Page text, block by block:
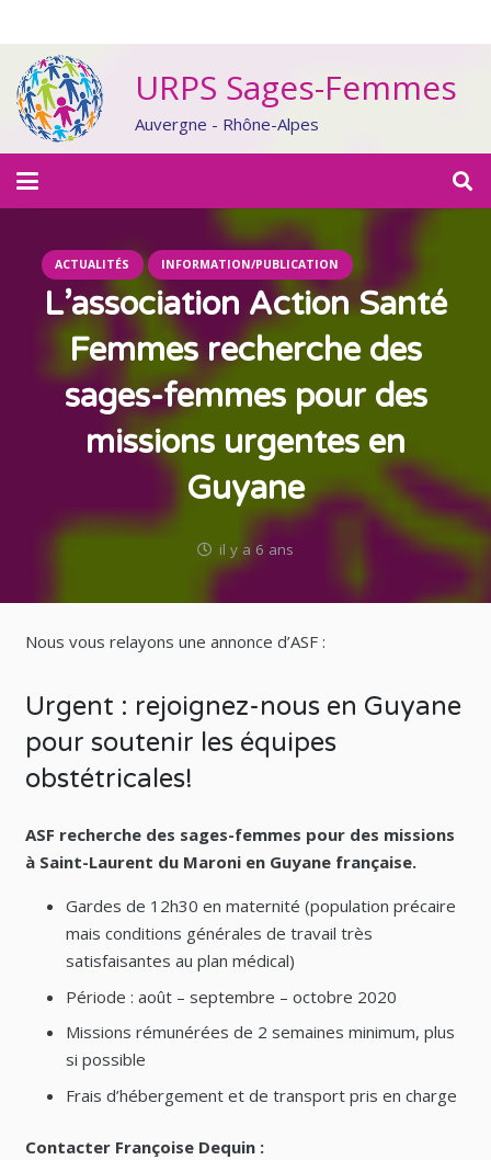
URPS Sages-Femmes
Auvergne - Rhône-Alpes
ACTUALITÉS INFORMATION/PUBLICATION
L’association Action Santé
Femmes recherche des
sages-femmes pour des
missions urgentes en
Guyane
il y a 6 ans
Nous vous relayons une annonce d’ASF :
Urgent : rejoignez-nous en Guyane
pour soutenir les équipes
obstétricales!
ASF recherche des sages-femmes pour des missions
à Saint-Laurent du Maroni en Guyane française.
Gardes de 12h30 en maternité (population précaire
mais conditions générales de travail très
satisfaisantes au plan médical)
Période : août – septembre – octobre 2020
Missions rémunérées de 2 semaines minimum, plus
si possible
Frais d’hébergement et de transport pris en charge
Contacter Françoise Dequin :